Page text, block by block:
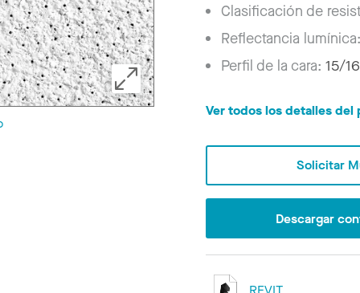
Clasificación de
Reflectancia
Perfil de la cara:15/
Ver todos los detalles del
Solicitar
Descargar